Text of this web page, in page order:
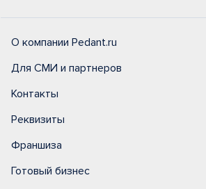
О компании Pedant.ru
Для СМИ и партнеров
Контакты
Реквизиты
Франшиза
Готовый бизнес